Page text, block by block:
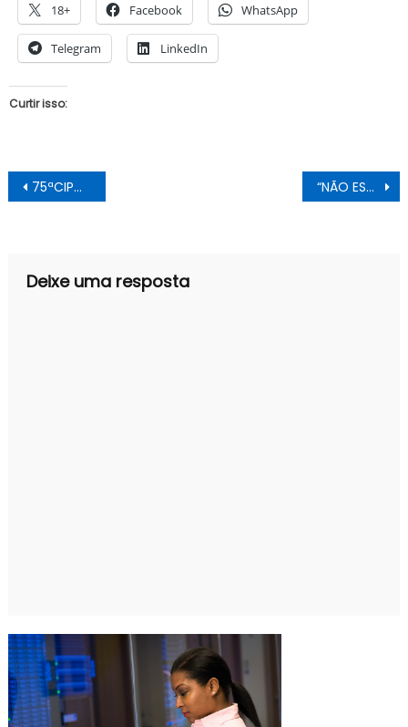
18+ Facebook WhatsApp
Telegram LinkedIn
Curtir isso:
Navegação
de
75ªCIPM elucida e prende condutor que matou criança atropelada em Juazeiro “NÃO ESTAMOS FICANDO DOENTES. ESTAMOS SENDO ENVENENADOS”
Deixe uma resposta